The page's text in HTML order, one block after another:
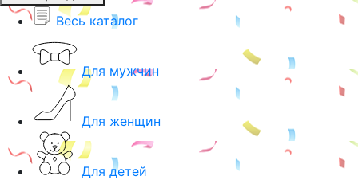
Весь каталог
Для мужчин
Для женщин
Для детей